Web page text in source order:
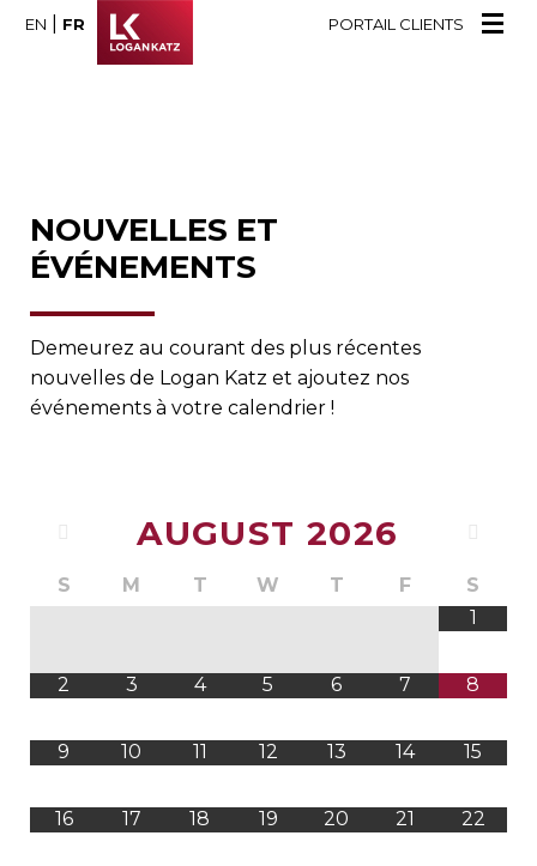
EN FR PORTAIL CLIENTS
NOUVELLES ET
ÉVÉNEMENTS
Demeurez au courant des plus récentes
nouvelles de Logan Katz et ajoutez nos
événements à votre calendrier !
AUGUST 2026
S M T W T F
S
1
2 3 4 5 6 7 8
9 10 11 12 13 14 15
16 17 18 19 20 21 22